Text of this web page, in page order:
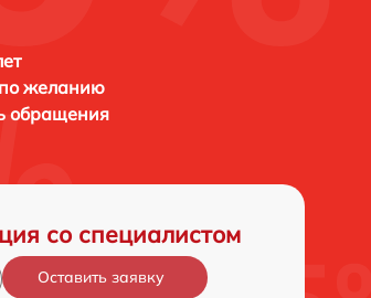
желанию
обращения
со специалистом
Оставить заявку